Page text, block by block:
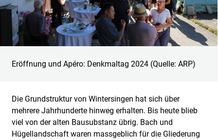
Eröffnung und Apéro: Denkmaltag 2024 (Quelle: ARP)
Die Grundstruktur von Wintersingen hat sich über
mehrere Jahrhunderte hinweg erhalten. Bis heute blieb
viel von der alten Bausubstanz übrig. Bach und
Hügellandschaft waren massgeblich für die Gliederung